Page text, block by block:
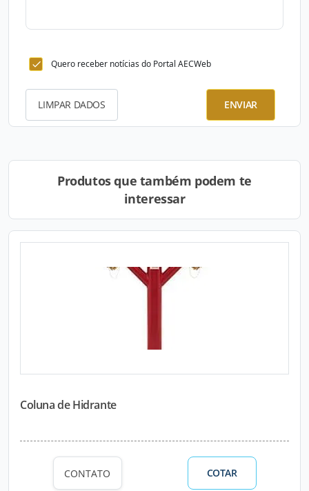
Quero receber notícias do Portal AECWeb
LIMPAR DADOS ENVIAR
Produtos que também podem te
interessar
Coluna de Hidrante
CONTATO COTAR